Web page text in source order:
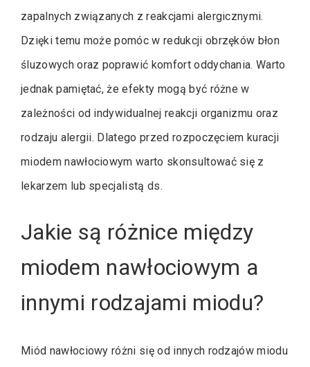
zapalnych związanych z reakcjami alergicznymi.
Dzięki temu może pomóc w redukcji obrzęków błon
śluzowych oraz poprawić komfort oddychania. Warto
jednak pamiętać, że efekty mogą być różne w
zależności od indywidualnej reakcji organizmu oraz
rodzaju alergii. Dlatego przed rozpoczęciem kuracji
miodem nawłociowym warto skonsultować się z
lekarzem lub specjalistą ds.
Jakie są różnice między
miodem nawłociowym a
innymi rodzajami miodu?
Miód nawłociowy różni się od innych rodzajów miodu